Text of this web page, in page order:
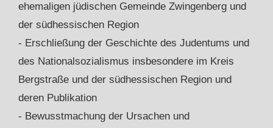
ehemaligen jüdischen Gemeinde Zwingenberg und
der südhessischen Region
- Erschließung der Geschichte des Judentums und
des Nationalsozialismus insbesondere im Kreis
Bergstraße und der südhessischen Region und
deren Publikation
- Bewusstmachung der Ursachen und